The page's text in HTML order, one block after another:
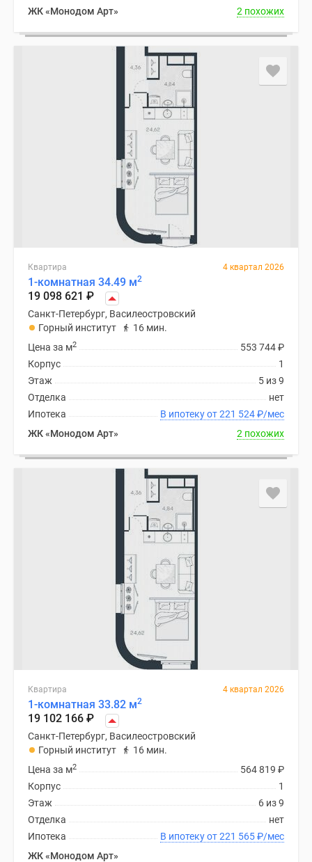
ЖК «Монодом Арт»
2 похожих
Квартира 4 квартал 2026
1-комнатная 34.49 м2
19 098 621 ₽
Санкт-Петербург, Василеостровский
Горный институт
16 мин.
553 744₽
Цена за м2
1
Корпус
5 из 9
Этаж
нет
Отделка
В ипотеку от 221 524₽/мес
Ипотека
ЖК «Монодом Арт»
2 похожих
Квартира 4 квартал 2026
1-комнатная 33.82 м2
19 102 166 ₽
Санкт-Петербург, Василеостровский
Горный институт
16 мин.
564 819 ₽
Цена за м2
1
Корпус
6 из 9
Этаж
нет
Отделка
В ипотеку от 221 565₽/мес
Ипотека
ЖК «Монодом Арт»